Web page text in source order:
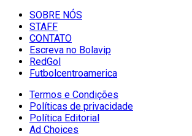
SOBRE NÓS
STAFF
CONTATO
Escreva no Bolavip
RedGol
Futbolcentroamerica
Termos e Condições
Políticas de privacidade
Política Editorial
Ad Choices